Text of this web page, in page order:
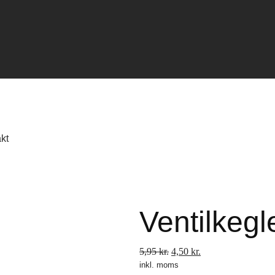
5,95kr. Den
oprindelige
4,50 kr.
inkl. moms